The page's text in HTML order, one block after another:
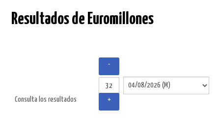
Resultados de Euromillones
Consulta los resultados
-
+